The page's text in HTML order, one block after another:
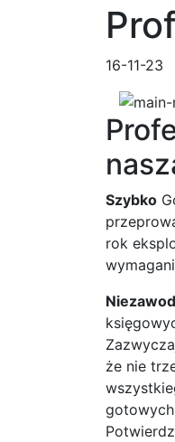
16-11-23
Szybko
rok
że nie